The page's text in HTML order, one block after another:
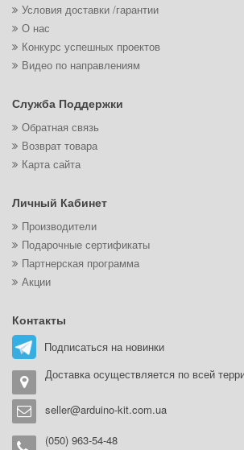
Условия доставки /гарантии
О нас
Конкурс успешных проектов
Видео по направлениям
Служба Поддержки
Обратная связь
Возврат товара
Карта сайта
Личный Кабинет
Производители
Подарочные сертификаты
Партнерская программа
Акции
Контакты
Подписаться на новинки
Доставка осуществляется по всей
seller@arduino-kit.com.ua
(050) 963-54-48